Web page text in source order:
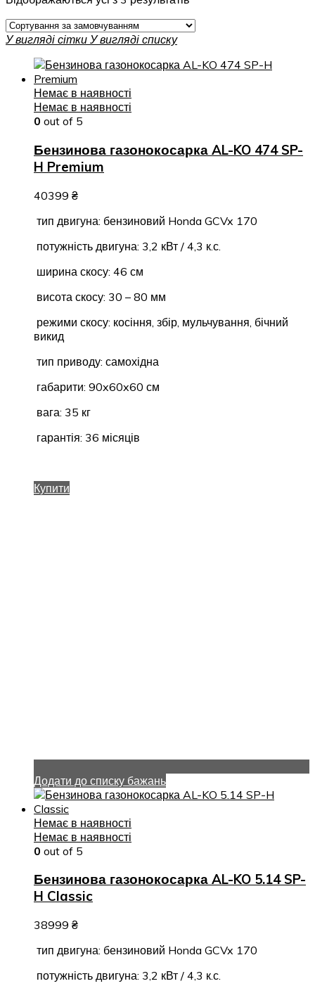
У вигляді сітки У вигляді списку
Немає в наявності
Немає в наявності
0 out of 5
Бензинова газонокосарка AL-KO 474 SP-
H Premium
40399 ₴
тип двигуна: бензиновий Honda GCVx 170
потужність двигуна: 3,2 кВт / 4,3 к.с.
ширина скосу: 46 см
висота скосу: 30 – 80 мм
режими скосу: косіння, збір, мульчування, бічний
викид
тип приводу: самохідна
габарити: 90x60x60 см
вага: 35 кг
гарантія: 36 місяців
Купити
Додати до списку бажань
Немає в наявності
Немає в наявності
0 out of 5
Бензинова газонокосарка AL-KO 5.14 SP-
H Classic
38999 ₴
тип двигуна: бензиновий Honda GCVx 170
потужність двигуна: 3,2 кВт / 4,3 к.с.